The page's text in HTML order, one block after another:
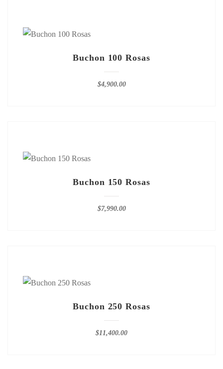
Buchon 100 Rosas
$4,900.00
Buchon 150 Rosas
$7,990.00
Buchon 250 Rosas
$11,400.00